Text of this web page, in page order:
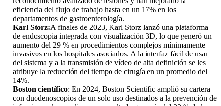
eficiencia del flujo de trabajo hasta en un 17% en los
departamentos de gastroenterología.
Karl Storz:A finales de 2023, Karl Storz lanzó una plataforma
de endoscopia integrada con visualización 3D, lo que generó un
aumento del 29 % en procedimientos complejos mínimamente
invasivos en los hospitales asociados. A la interfaz fácil de usar
del sistema y a la transmisión de vídeo de alta definición se les
atribuye la reducción del tiempo de cirugía en un promedio del
14%.
Boston científico: En 2024, Boston Scientific amplió su cartera
con duodenoscopios de un solo uso destinados a la prevención de